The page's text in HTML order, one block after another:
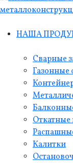
НАША
Сварные
Газонные
Откатные
Калитки